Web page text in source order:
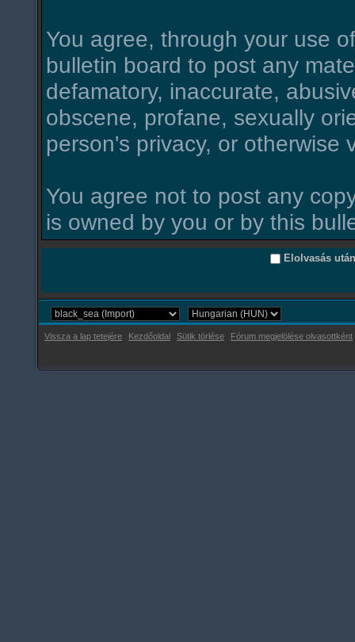
You agree, through your use
bulletin board to post any
defamatory, inaccurate,
obscene, profane, sexually
person's privacy, or otherwise
You agree not to post any
is owned by you or by this
Elolvasás
Vissza a lap tetejére Kezdőoldal Sütik törlése Fórum megjelölése olvasottként